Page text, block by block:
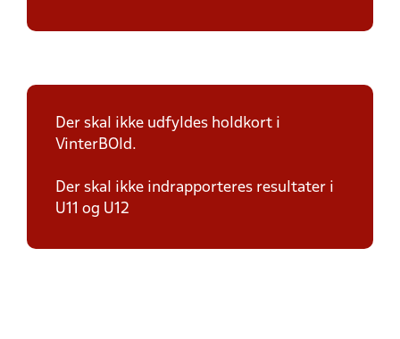
Der skal ikke udfyldes holdkort i
VinterBOld.
Der skal ikke indrapporteres resultater i
U11 og U12